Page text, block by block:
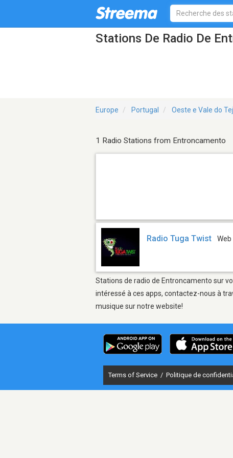
Stations De Radio De
Europe Portugal Oeste e Vale do
1 Radio Stations from Entroncamento
Radio Tuga Twist Web
Stations de radio de Entroncamento sur
intéressé à ces apps, contactez-nous à
musique sur notre website!
Terms of Service / Politique de